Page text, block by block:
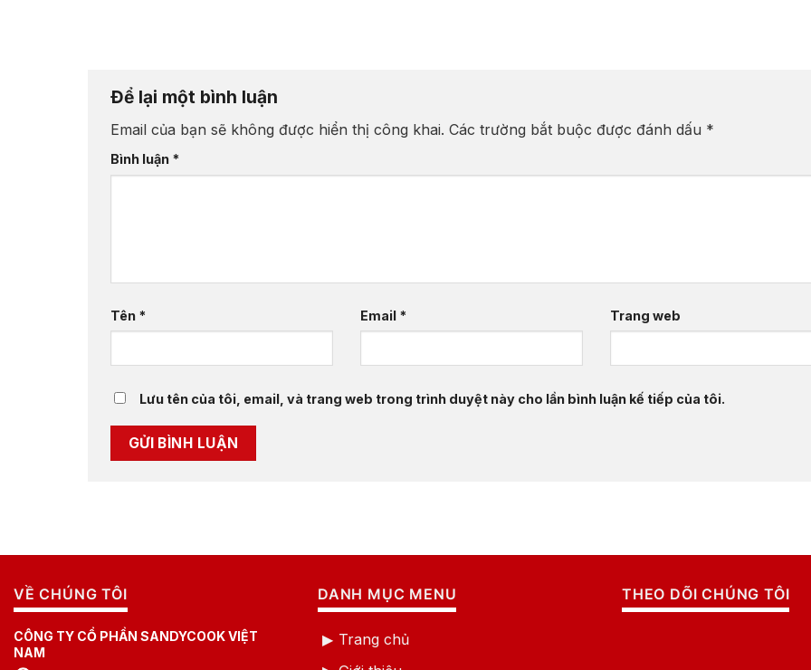
Để lại một bình luận
Email của bạn sẽ không được hiển thị công khai. Các trường bắt buộc được đánh dấu *
Bình luận *
Tên * Email * Trang web
Lưu tên của tôi, email, và trang web trong trình duyệt này cho lần bình luận kế tiếp của tôi.
VỀ CHÚNG TÔI
CÔNG TY CỔ PHẦN SANDYCOOK VIỆT
NAM
DANH MỤC MENU
Trang chủ
THEO DÕI CHÚNG TÔI